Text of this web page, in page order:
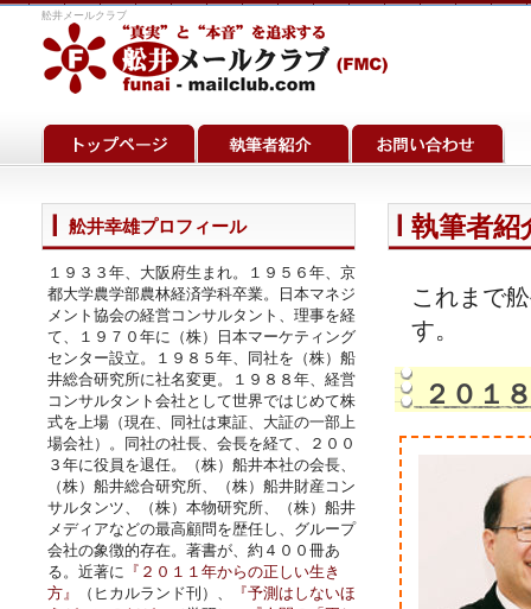
舩井メールクラブ
執筆者紹
これまで
す。
２０１
舩井幸雄プロフィール
１９３３年、大阪府生まれ。１９５６年、京
都大学農学部農林経済学科卒業。日本マネジ
メント協会の経営コンサルタント、理事を経
て、１９７０年に（株）日本マーケティング
センター設立。１９８５年、同社を（株）船
井総合研究所に社名変更。１９８８年、経営
コンサルタント会社として世界ではじめて株
式を上場（現在、同社は東証、大証の一部上
場会社）。同社の社長、会長を経て、２００
３年に役員を退任。（株）船井本社の会長、
（株）船井総合研究所、（株）船井財産コン
サルタンツ、（株）本物研究所、（株）船井
メディアなどの最高顧問を歴任し、グループ
会社の象徴的存在。著書が、約４００冊あ
る。近著に 『２０１１年からの正しい生き
方』
（ヒカルランド刊）、
『予測はしないほ